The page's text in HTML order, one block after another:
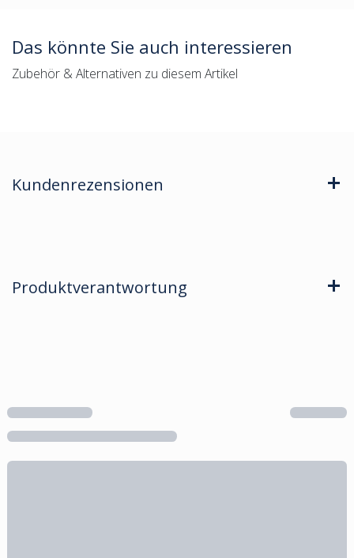
Das könnte Sie auch interessieren
Zubehör & Alternativen zu diesem Artikel
Kundenrezensionen
Produktverantwortung